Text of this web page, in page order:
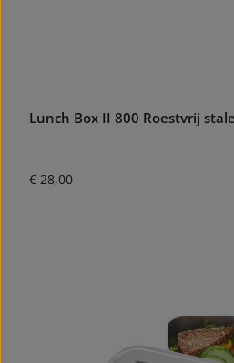
Lunch Box II 800 Roestvrij
Normale prijs:
€ 28,00